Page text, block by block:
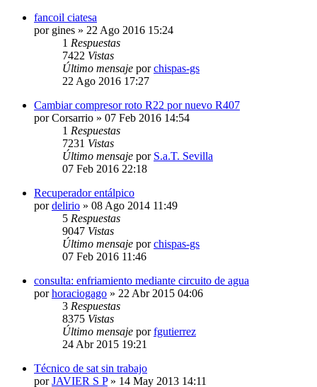
fancoil ciatesa
por gines » 22 Ago 2016 15:24
1 Respuestas
7422 Vistas
Último mensaje porchispas-gs
22 Ago 2016 17:27
Cambiar compresor roto R22 por nuevo R407
porCorsarrio » 07 Feb 2016 14:54
1 Respuestas
7231 Vistas
Último mensaje por S.a.T. Sevilla
07 Feb 2016 22:18
Recuperador entálpico
pordelirio » 08 Ago 2014 11:49
5 Respuestas
9047 Vistas
Último mensaje porchispas-gs
07 Feb 2016 11:46
consulta: enfriamiento mediante circuito de agua
porhoraciogago » 22 Abr 2015 04:06
3 Respuestas
8375 Vistas
Último mensaje porfgutierrez
24 Abr 2015 19:21
Técnico de sat sin trabajo
porJAVIER S P» 14 May 2013 14:11